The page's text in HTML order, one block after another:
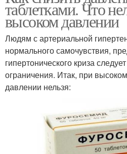
таблетками. Что
высоком давлении
Людям с артериальной
нормального самочувствия,
гипертонического криза
ограничения. Итак, при
давлении нельзя: